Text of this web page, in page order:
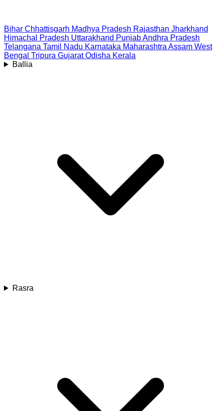
Bihar Chhattisgarh Madhya Pradesh Rajasthan Jharkhand
Himachal Pradesh Uttarakhand PunjabAndhra Pradesh
Telangana Tamil Nadu Karnataka Maharashtra Assam West
Bengal Tripura Gujarat Odisha Kerala
Ballia
Rasra